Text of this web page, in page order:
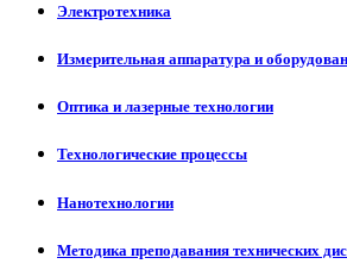
Электротехника
Измерительная аппаратура и
Оптика и лазерные технологии
Технологические процессы
Нанотехнологии
Методика преподавания технических